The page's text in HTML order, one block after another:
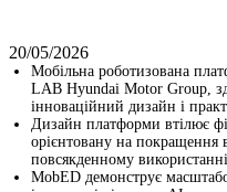
20/05/2026
Мобільна роботизована
LAB Hyundai Motor Group,
інноваційний дизайн і
Дизайн платформи втілює
орієнтовану на покращення
повсякденному використанні
MobED демонструє